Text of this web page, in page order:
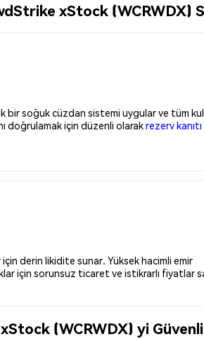
xStock (WCRWDX)
bir soğuk cüzdan sistemi uygular ve tüm
doğrulamak için düzenli olarakrezerv kanıtı
derin likidite sunar. Yüksek hacimli emir
için sorunsuz ticaret ve istikrarlı fiyatlar
(WCRWDX) yi